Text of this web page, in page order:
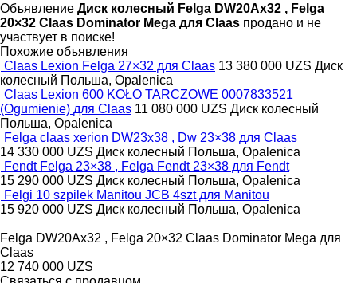
Объявление Диск колесный Felga DW20Ax32 , Felga
20×32 Claas Dominator Mega для Claas продано и не
участвует в поиске!
Похожие объявления
Claas Lexion Felga 27×32 для Claas 13 380 000 UZS Диск
колесный Польша, Opalenica
Claas Lexion 600 KOŁO TARCZOWE 0007833521
(Ogumienie) для Claas 11 080 000 UZS Диск колесный
Польша, Opalenica
Felga claas xerion DW23x38 , Dw 23×38 для Claas
14 330 000 UZS Диск колесный Польша, Opalenica
Fendt Felga 23×38 , Felga Fendt 23×38 для Fendt
15 290 000 UZS Диск колесный Польша, Opalenica
Felgi 10 szpilek Manitou JCB 4szt для Manitou
15 920 000 UZS Диск колесный Польша, Opalenica
Felga DW20Ax32 , Felga 20×32 Claas Dominator Mega для
Claas
12 740 000 UZS